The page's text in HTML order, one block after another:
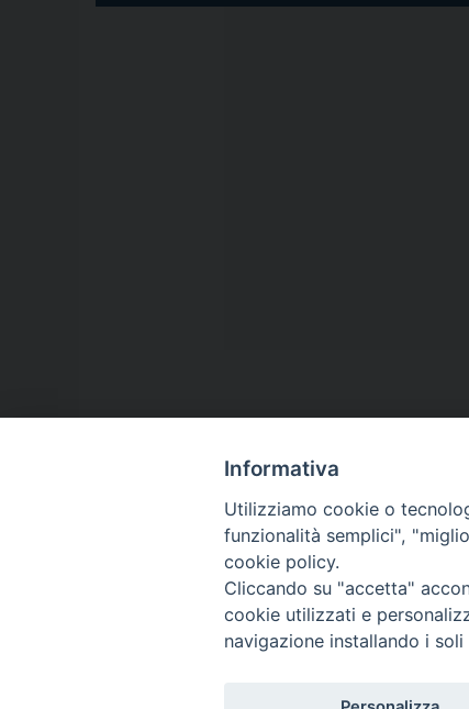
FONDAZIONE
Via XX Settembre, 83 - 10122
Informativa
Utilizziamo cookie o
funzionalità semplici",
cookie policy.
Cliccando su "accetta"
cookie utilizzati e
navigazione installando i